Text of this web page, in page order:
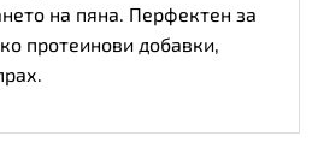
на пяна. Перфектен за
протеинови добавки,